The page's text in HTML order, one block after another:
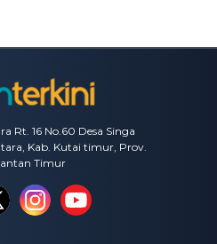
Rt. 16 No.60 Desa Singa
Kab. Kutai timur, Prov.
Timur